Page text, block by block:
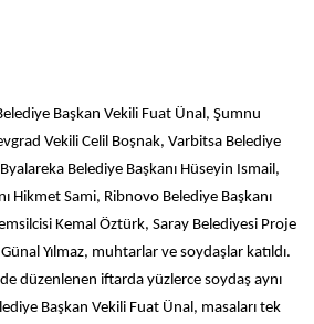
Başkan Vekili Fuat Ünal, Şumnu
Vekili Celil Boşnak, Varbitsa Belediye
Belediye Başkanı Hüseyin Ismail,
Hikmet Sami, Ribnovo Belediye Başkanı
Kemal Öztürk, Saray Belediyesi Proje
Yılmaz, muhtarlar ve soydaşlar katıldı.
düzenlenen iftarda yüzlerce soydaş aynı
Başkan Vekili Fuat Ünal, masaları tek